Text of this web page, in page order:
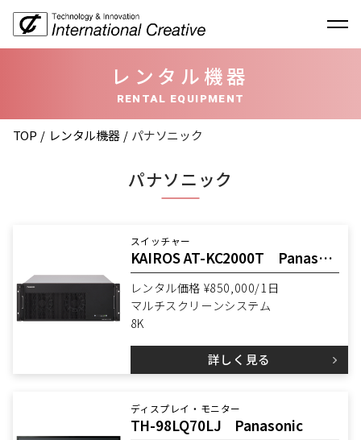
レンタル機器
RENTAL EQUIPMENT
TOP レンタル機器 パナソニック
パナソニック
スイッチャー
KAIROS AT-KC2000T Panasonic
レンタル価格 ¥850,000/1日
マルチスクリーンシステム
8K
詳しく見る
ディスプレイ・モニター
TH-98LQ70LJ Panasonic